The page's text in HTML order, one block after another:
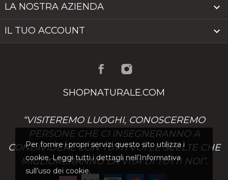
Per fornire i propri servizi questo sito utilizza i
cookie. Leggi tutti i dettagli nell’Informativa
sull’uso dei cookie.
LA NOSTRA AZIENDA 
IL TUO ACCOUNT 
SHOPNATURALE.COM
“VISITEREMO LUOGHI, CONOSCEREMO
PERSONE CHE CI INSEGNERANNO A
CONDIVIDERE CON TUTTI VOI LE SCELTE CHE
MIGLIORERANNO LA VITA DI TUTTI NOI”.